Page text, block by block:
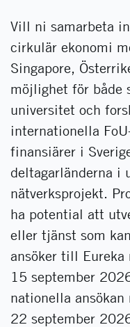
Vill ni samarbeta
cirkulär ekonomi
Singapore,
möjlighet för både
universitet och
internationella
finansiärer i
deltagarländerna i
nätverksprojekt.
ha potential att
eller tjänst som
ansöker till
15 september
nationella
22 september